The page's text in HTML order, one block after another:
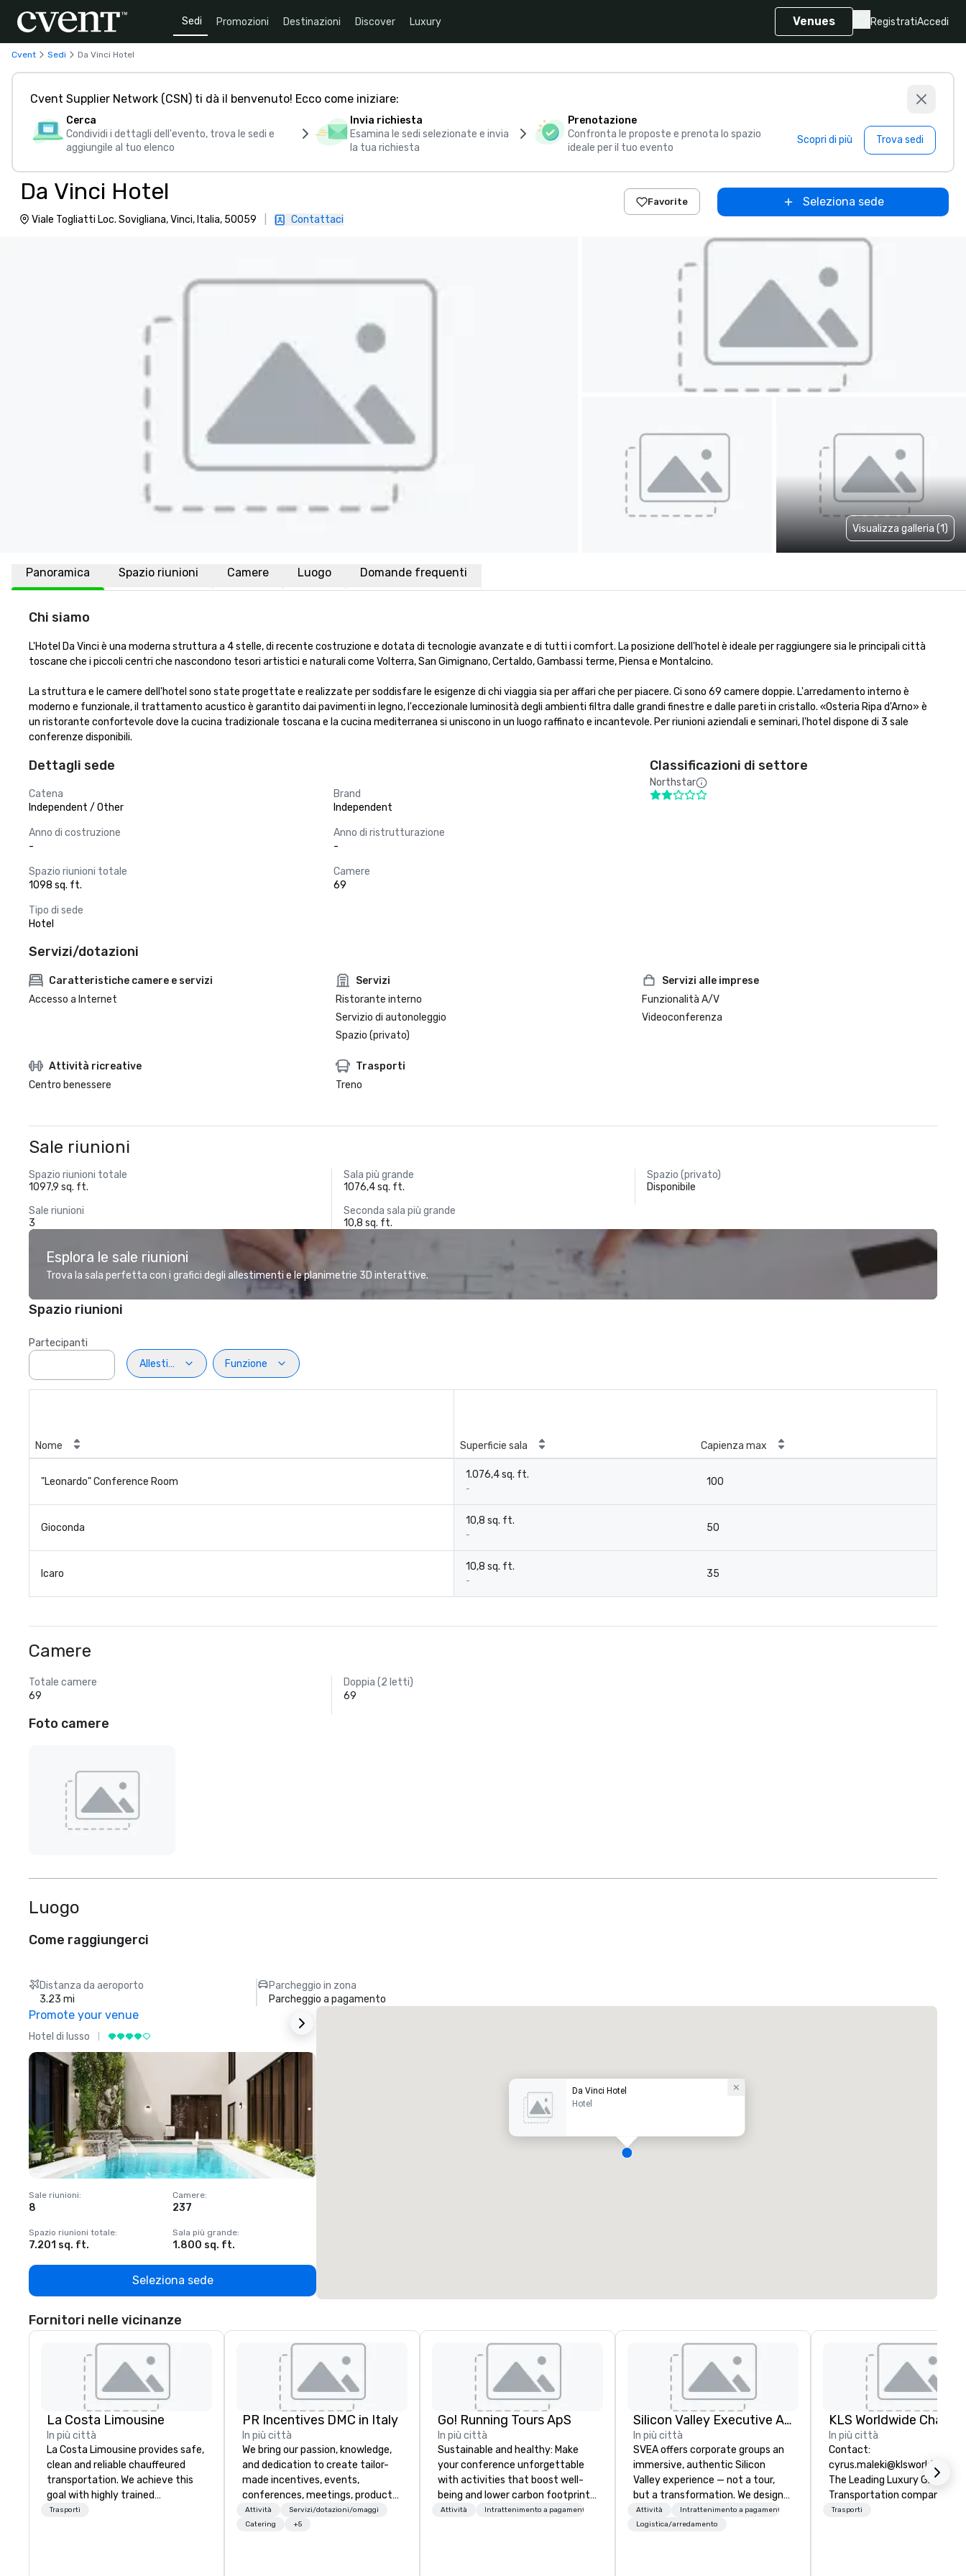
Sedi Promozioni Destinazioni Discover Luxury Venues RegistratiAccedi
Cvent Sedi Da Vinci Hotel
Cvent Supplier Network (CSN) ti dà il benvenuto! Ecco come iniziare:
Cerca
Condividi i dettagli dell'evento, trova le sedi e
aggiungile al tuo elenco
Invia richiesta
Esamina le sedi selezionate e invia
la tua richiesta
Prenotazione
Confronta le proposte e prenota lo spazio
ideale per il tuo evento
Scopri di più Trova sedi
Da Vinci Hotel
Viale Togliatti Loc. Sovigliana, Vinci, Italia, 50059 Contattaci
Favorite Seleziona sede
Visualizza galleria (1)
Panoramica Spazio riunioni Camere Luogo Domande frequenti
Chi siamo
L'Hotel Da Vinci è una moderna struttura a 4 stelle, di recente costruzione e dotata di tecnologie avanzate e di tutti i comfort. La posizione dell'hotel è ideale per raggiungere sia le principali città
toscane che i piccoli centri che nascondono tesori artistici e naturali come Volterra, San Gimignano, Certaldo, Gambassi terme, Piensa e Montalcino.
La struttura e le camere dell'hotel sono state progettate e realizzate per soddisfare le esigenze di chi viaggia sia per affari che per piacere. Ci sono 69 camere doppie. L'arredamento interno è
moderno e funzionale, il trattamento acustico è garantito dai pavimenti in legno, l'eccezionale luminosità degli ambienti filtra dalle grandi finestre e dalle pareti in cristallo. «Osteria Ripa d'Arno» è
un ristorante confortevole dove la cucina tradizionale toscana e la cucina mediterranea si uniscono in un luogo raffinato e incantevole. Per riunioni aziendali e seminari, l'hotel dispone di 3 sale
conferenze disponibili.
Dettagli sede
Catena
Independent / Other
Brand
Independent
Anno di costruzione
-
Anno di ristrutturazione
-
Spazio riunioni totale
1098 sq. ft.
Camere
69
Tipo di sede
Hotel
Classificazioni di settore
Northstar
Servizi/dotazioni
Caratteristiche camere e servizi
Accesso a Internet
Servizi
Ristorante interno
Servizio di autonoleggio
Spazio (privato)
Servizi alle imprese
Funzionalità A/V
Videoconferenza
Attività ricreative
Centro benessere
Trasporti
Treno
Sale riunioni
Spazio riunioni totale
1097,9 sq. ft.
Sala più grande
1076,4 sq. ft.
Spazio (privato)
Disponibile
Sale riunioni
3
Seconda sala più grande
10,8 sq. ft.
Esplora le sale riunioni
Trova la sala perfetta con i grafici degli allestimenti e le planimetrie 3D interattive.
Spazio riunioni
Partecipanti
Allestimento
Funzione
Nome Superficie sala Capienza max
"Leonardo" Conference Room
1.076,4 sq. ft.
-
100
Gioconda
10,8 sq. ft.
-
50
Icaro
10,8 sq. ft.
-
35
Camere
Totale camere
69
Doppia (2 letti)
69
Foto camere
Luogo
Come raggiungerci
Distanza da aeroporto
3.23 mi
Parcheggio in zona
Parcheggio a pagamento
Promote your venue
Hotel di lusso
Sale riunioni:
8
Camere:
237
Spazio riunioni totale:
7.201 sq. ft.
Sala più grande:
1.800 sq. ft.
Seleziona sede
Da Vinci Hotel
Hotel
Fornitori nelle vicinanze
La Costa Limousine
In più città
La Costa Limousine provides safe,
clean and reliable chauffeured
transportation. We achieve this
goal with highly trained
chauffeurs, the newest vehicles
Trasporti
PR Incentives DMC in Italy
In più città
We bring our passion, knowledge,
and dedication to create tailor-
made incentives, events,
conferences, meetings, product
launches, and luxury travel
experiences for our Clients. Based
Attività
Servizi/dotazioni/omaggi
Catering
+5
Go! Running Tours ApS
In più città
Sustainable and healthy: Make
your conference unforgettable
with activities that boost well-
being and lower carbon footprints.
Explore the world on the run with
Attività Intrattenimento a pagamento
Silicon Valley Executive Academy
In più città
SVEA offers corporate groups an
immersive, authentic Silicon
Valley experience — not a tour,
but a transformation. We design
and facilitate custom executive
innovation tours, learning
Attività
Intrattenimento a pagamento
Logistica/arredamento
In più città
Contact:
The Leading Luxury Ground
Transportation company
1998
Trasporti